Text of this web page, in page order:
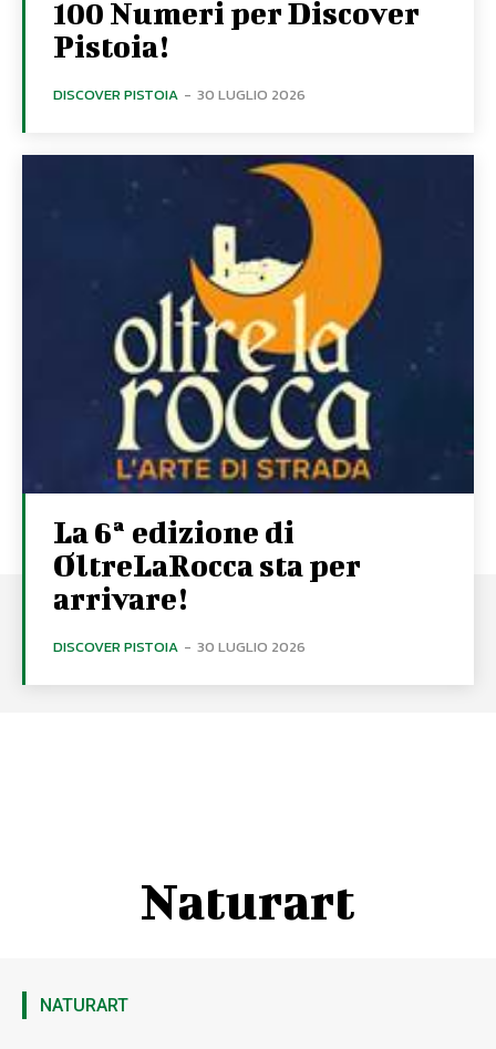
100 Numeri per Discover
Pistoia!
DISCOVER PISTOIA - 30 LUGLIO 2026
La 6ª edizione di
OltreLaRocca sta per
arrivare!
DISCOVER PISTOIA - 30 LUGLIO 2026
Naturart
NATURART